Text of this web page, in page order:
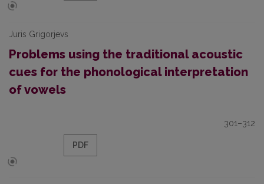
Juris Grigorjevs
Problems using the traditional acoustic
cues for the phonological interpretation
of vowels
301–312
PDF